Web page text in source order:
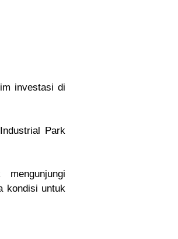
investasi di
Park
kondisi untuk